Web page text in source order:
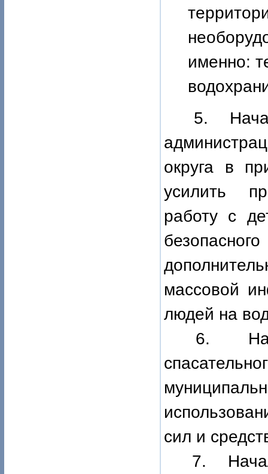
именно:
5.
округа в
усилить
работу с
массовой
людей на
6.
сил и
7.